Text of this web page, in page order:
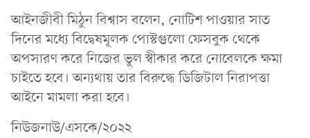
আইনজীবী মিঠুন বিশ্বাস বলেন, নোটিশ পাওয়ার সাত
দিনের মধ্যে বিদ্বেষমূলক পোস্টগুলো ফেসবুক থেকে
অপসারণ করে নিজের ভুল স্বীকার করে নোবেলকে ক্ষমা
চাইতে হবে। অন্যথায় তার বিরুদ্ধে ডিজিটাল নিরাপত্তা
আইনে মামলা করা হবে।
নিউজনাউ/এসকে/২০২২